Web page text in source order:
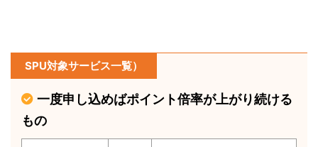
SPU対象サービス一覧）
一度申し込めばポイント倍率が上がり続ける
もの